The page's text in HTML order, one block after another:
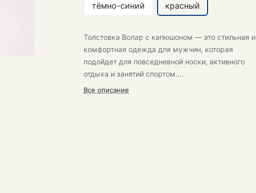
тёмно-синий красный
Толстовка Волар с капюшоном — это стильная и
комфортная одежда для мужчин, которая
подойдет для повседневной носки, активного
отдыха и занятий спортом.
Все описание